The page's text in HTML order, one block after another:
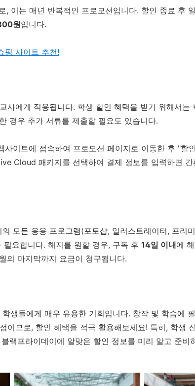
로, 이는 매년 반복적인 프로모션입니다. 할인 종료 후
원입니다.
핑 사이트 추천!
사에게 적용됩니다. 학생 할인 혜택을 받기 위해서는
경우 추가 서류를 제출할 필요도 있습니다.
사이트에 접속하여 프로모션 페이지로 이동한 후 "할
Cloud 패키지를 선택하여 결제 정보를 입력하면
모든 응용 프로그램(포토샵, 일러스트레이터, 프리
요합니다. 해지를 원할 경우, 구독 후 14일 이내에
의 마지막까지 요금이 청구됩니다.
생들에게 매우 유용한 기회입니다. 창작 및 학습에
이므로, 할인 혜택을 적극 활용해보세요! 특히, 학생
랙프라이데이에 알맞은 할인 정보를 미리 알고 준비